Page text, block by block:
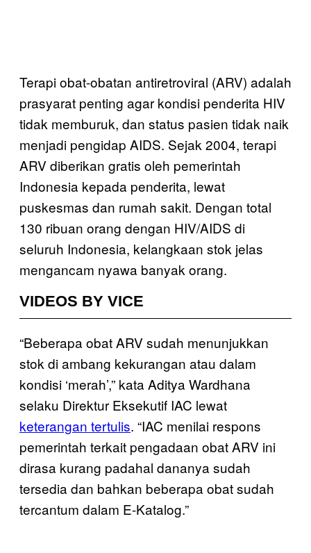
Terapi obat-obatan antiretroviral (ARV) adalah
prasyarat penting agar kondisi penderita HIV
tidak memburuk, dan status pasien tidak naik
menjadi pengidap AIDS. Sejak 2004, terapi
ARV diberikan gratis oleh pemerintah
Indonesia kepada penderita, lewat
puskesmas dan rumah sakit. Dengan total
130 ribuan orang dengan HIV/AIDS di
seluruh Indonesia, kelangkaan stok jelas
mengancam nyawa banyak orang.
VIDEOS BY VICE
“Beberapa obat ARV sudah menunjukkan
stok di ambang kekurangan atau dalam
kondisi ‘merah’,” kata Aditya Wardhana
selaku Direktur Eksekutif IAC lewat
keterangan tertulis. “IAC menilai respons
pemerintah terkait pengadaan obat ARV ini
dirasa kurang padahal dananya sudah
tersedia dan bahkan beberapa obat sudah
tercantum dalam E-Katalog.”